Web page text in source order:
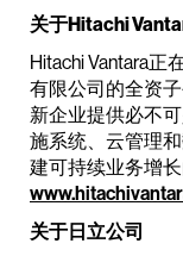
关于Hitachi
Hitachi Vantara正
有限公司的全资
新企业提供必不
施系统、云管理
建可持续业务增
关于日立公司